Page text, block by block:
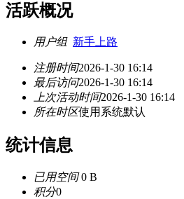
活跃概况
用户组 新手上路
注册时间2026-1-30 16:14
最后访问2026-1-30 16:14
上次活动时间2026-1-30 16:14
所在时区使用系统默认
统计信息
已用空间0 B
积分0